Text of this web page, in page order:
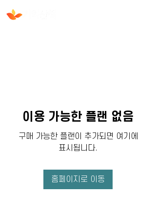
이용 가능한 플랜 없음
구매 가능한 플랜이 추가되면 여기에
표시됩니다.
홈페이지로 이동